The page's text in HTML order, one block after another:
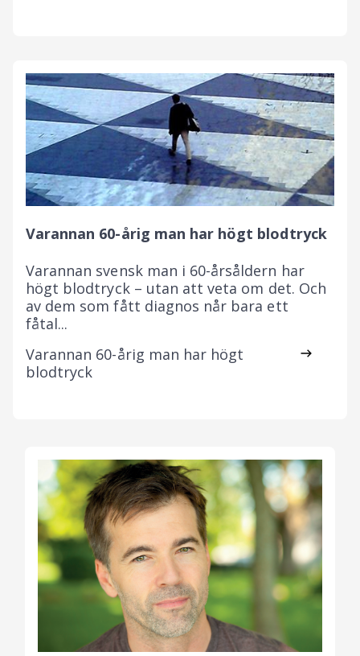
Varannan 60-årig man har högt blodtryck
Varannan svensk man i 60-årsåldern har
högt blodtryck – utan att veta om det. Och
av dem som fått diagnos når bara ett
fåtal...
Varannan 60-årig man har högt
blodtryck